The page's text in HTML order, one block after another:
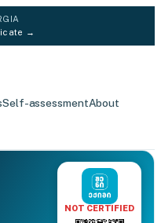
→
Self-assessmentAbout
NOT CERTIFIED